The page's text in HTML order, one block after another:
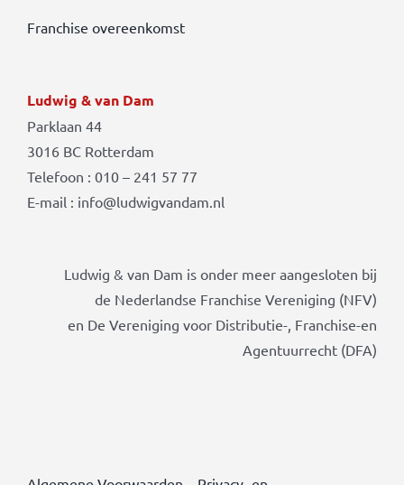
Franchise overeenkomst
Ludwig & van Dam
Parklaan 44
3016 BC Rotterdam
Telefoon : 010 – 241 57 77
E-mail : info@ludwigvandam.nl
Ludwig & van Dam is onder meer aangesloten bij
de Nederlandse Franchise Vereniging (NFV)
en De Vereniging voor Distributie-, Franchise-en
Agentuurrecht (DFA)